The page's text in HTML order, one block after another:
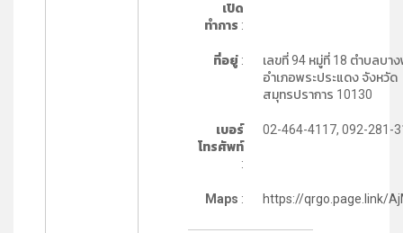
เปิด
ทำการ :
ที่อยู่:
เลขที่ 94 หมู่ที่ 18 ตำบลบา
อำเภอพระประแดง จังหวัด
สมุทรปราการ 10130
เบอร์
โทรศัพท์
:
02-464-4117, 092-281-
Maps : https://qrgo.page.link/